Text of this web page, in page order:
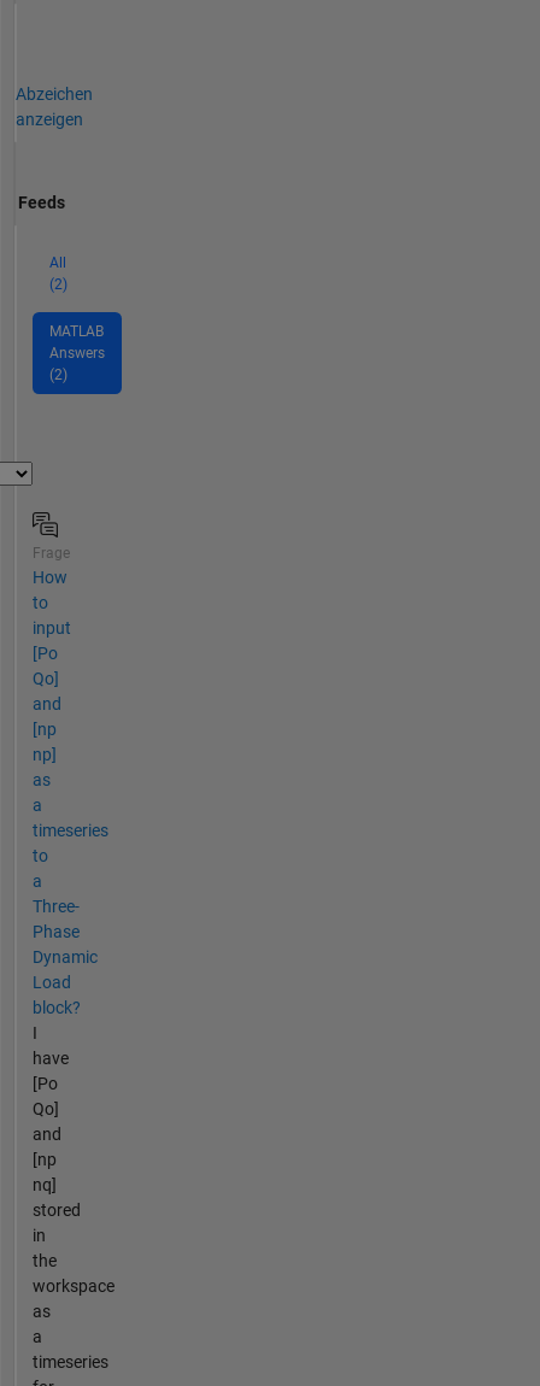
Abzeichen
anzeigen
Feeds
All
(2)
MATLAB
Answers
(2)
Frage
How
to
input
[Po
Qo]
and
[np
np]
as
a
timeseries
to
a
Three-
Phase
Dynamic
Load
block?
I
have
[Po
Qo]
and
[np
nq]
stored
in
the
workspace
as
a
timeseries